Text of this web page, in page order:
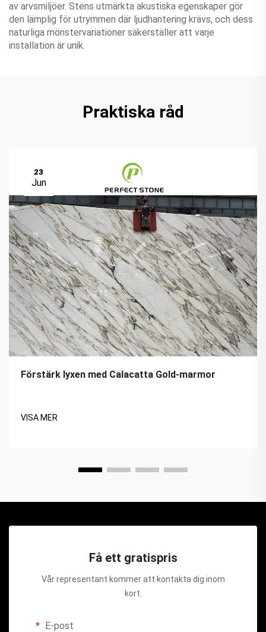
av arvsmiljöer. Stens utmärkta akustiska egenskaper gör
den lämplig för utrymmen där ljudhantering krävs, och dess
naturliga mönstervariationer säkerställer att varje
installation är unik.
Praktiska råd
23
Jun
Förstärk lyxen med Calacatta Gold-marmor
VISA MER
Få ett gratispris
Vår representant kommer att kontakta dig inom
kort.
E-post